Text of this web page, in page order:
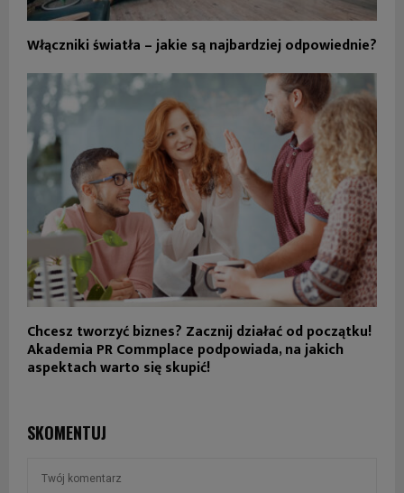
Włączniki światła – jakie są najbardziej odpowiednie?
Chcesz tworzyć biznes? Zacznij działać od początku!
Akademia PR Commplace podpowiada, na jakich
aspektach warto się skupić!
SKOMENTUJ